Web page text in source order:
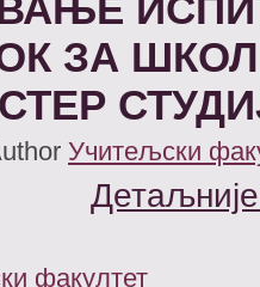
ЗА
Учитељски
факултет